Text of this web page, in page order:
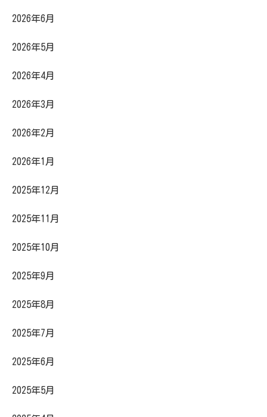
2026年6月
2026年5月
2026年4月
2026年3月
2026年2月
2026年1月
2025年12月
2025年11月
2025年10月
2025年9月
2025年8月
2025年7月
2025年6月
2025年5月